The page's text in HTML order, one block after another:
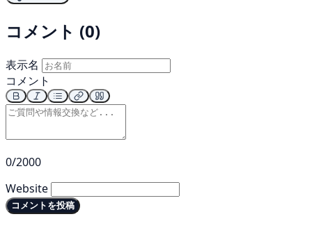
コメント (0)
表示名
コメント
0/2000
Website
コメントを投稿